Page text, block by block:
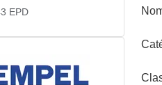
EPD